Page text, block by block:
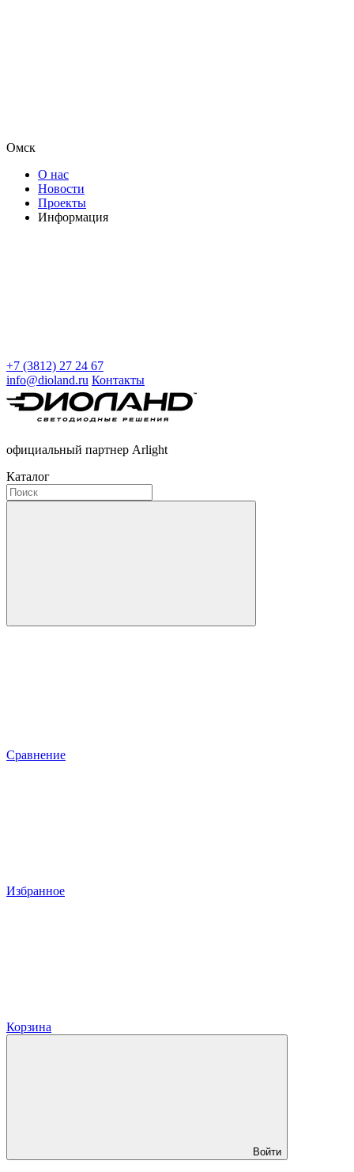
Омск
О нас
Новости
Проекты
Информация
+7 (3812) 27 24 67
info@dioland.ru Контакты
официальный партнер Arlight
Каталог
Сравнение
Избранное
Корзина
Войти